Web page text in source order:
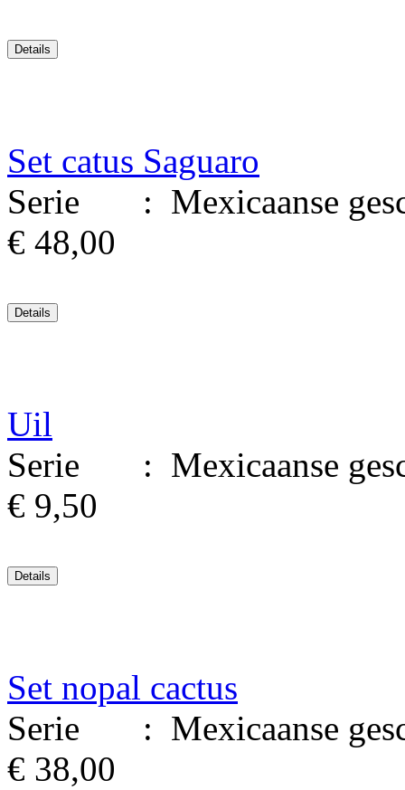
Set catus Saguaro
Serie : Mexicaanse
€ 48,00
Uil
Serie : Mexicaanse
€ 9,50
Set nopal cactus
Serie : Mexicaanse
€ 38,00